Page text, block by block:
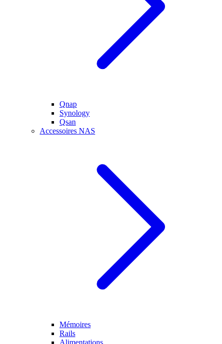
Qnap
Synology
Qsan
Accessoires NAS
Mémoires
Rails
Alimentations